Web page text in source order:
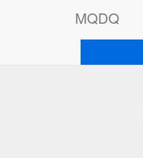
MQDQ